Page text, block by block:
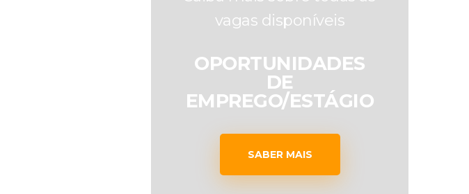
vagas disponíveis
OPORTUNIDADES
DE
EMPREGO/ESTÁGIO
SABER MAIS